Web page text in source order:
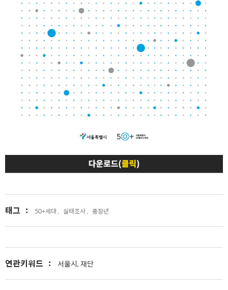
태그 : 50+세대 , 실태조사 , 중장년
연관키워드 : 서울시, 재단